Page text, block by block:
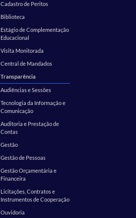
Cadastro de Peritos
Biblioteca
Estágio de Complementação
Educacional
Visita Monitorada
Central de Mandados
Transparência
Audiências e Sessões
Tecnologia da Informação e
Comunicação
Auditoria e Prestação de
Contas
Gestão
Gestão de Pessoas
Gestão Orçamentária e
Financeira
Licitações, Contratos e
Instrumentos de Cooperação
Ouvidoria